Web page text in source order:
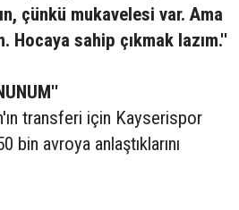
çünkü mukavelesi var. Ama
Hocaya sahip çıkmak lazım.''
transferi için Kayserispor
bin avroya anlaştıklarını